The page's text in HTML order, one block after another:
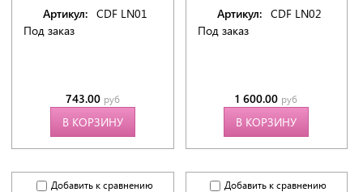
Артикул: CDF LN01
Под заказ
743.00 руб
В КОРЗИНУ
Артикул: CDF LN02
Под заказ
1 600.00 руб
В КОРЗИНУ
Добавить к сравнению Добавить к сравнению